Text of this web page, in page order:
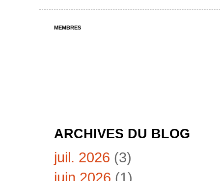
MEMBRES
ARCHIVES DU BLOG
juil. 2026 (3)
juin 2026 (1)